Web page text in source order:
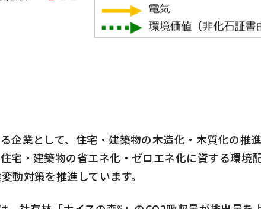
業として、住宅・建築物の木造化・木質化の推
宅・建築物の省エネ化・ゼロエネ化に資する環境
動対策を推進しています。